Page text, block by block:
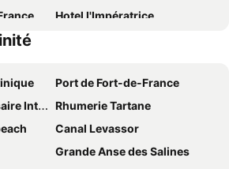
Hotel l'Impératrice
Port de Fort-de-France
Airport
Rhumerie Tartane
Canal Levassor
Grande Anse des Salines